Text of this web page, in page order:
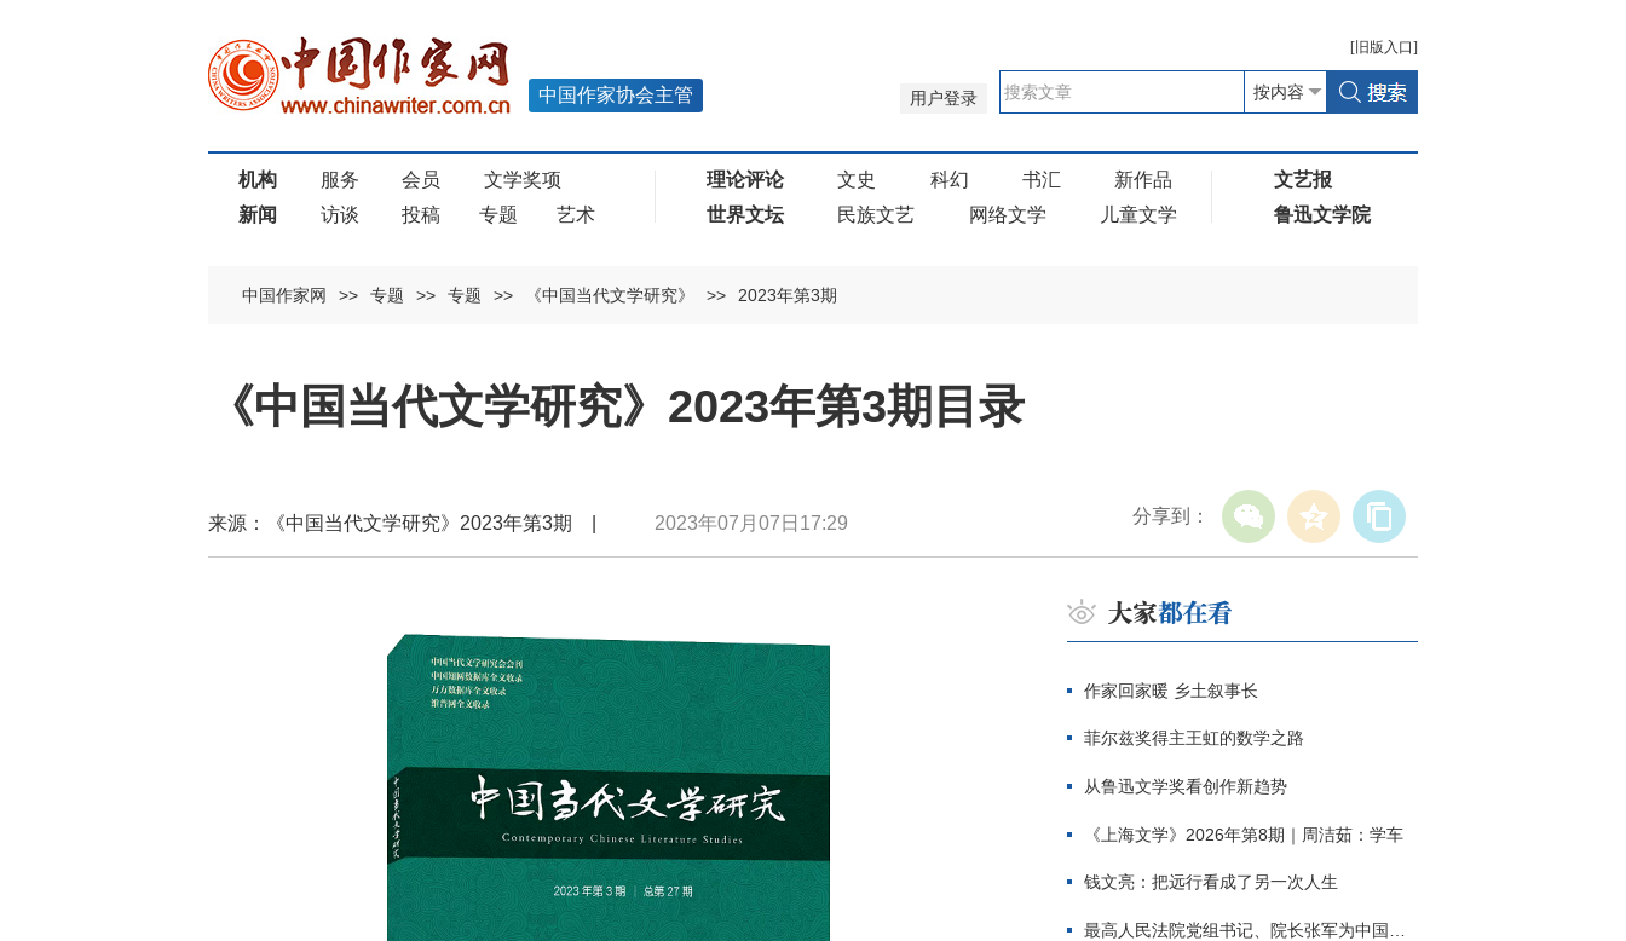
[ 旧版 入口]
用户登录
中国作家协会主管
机构 服务 会员
文学奖项
新闻
访谈 投稿 专题 艺术
理论评论 文史 科幻 书汇
新作品
世界文坛
民族文艺 网络文学 儿童文学
文艺报
鲁迅文学院
中国作家网 >> 专题 >> 专题 >> 《中国当代文学研究》 >> 2023年第3期
《中国当代文学研究》2023年第3期目录
分享到：
来源：《中国当代文学研究》2023年第3期 | 2023年07月07日17:29
作家回家暖 乡土叙事长
菲尔兹奖得主王虹的数学之路
从鲁迅文学奖看创作新趋势
《上海文学》2026年第8期｜周洁茹：学车
钱文亮：把远行看成了另一次人生
最高人民法院党组书记、院长张军为中国作协干部大讲堂授课